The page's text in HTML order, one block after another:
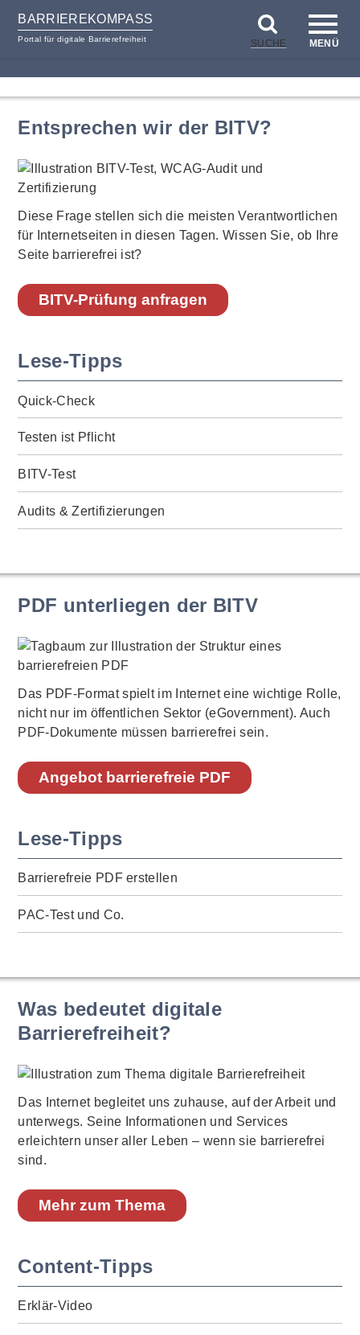
BARRIEREKOMPASS
Portal für digitale Barrierefreiheit SUCHE MENÜ
Entsprechen wir der BITV?
Diese Frage stellen sich die meisten Verantwortlichen
für Internetseiten in diesen Tagen. Wissen Sie, ob Ihre
Seite barrierefrei ist?
BITV-Prüfung anfragen
Lese-Tipps
Quick-Check
Testen ist Pflicht
BITV-Test
Audits & Zertifizierungen
PDF unterliegen der BITV
Das PDF-Format spielt im Internet eine wichtige Rolle,
nicht nur im öffentlichen Sektor (eGovernment). Auch
PDF-Dokumente müssen barrierefrei sein.
Angebot barrierefreie PDF
Lese-Tipps
Barrierefreie PDF erstellen
PAC-Test und Co.
Was bedeutet digitale
Barrierefreiheit?
Das Internet begleitet uns zuhause, auf der Arbeit und
unterwegs. Seine Informationen und Services
erleichtern unser aller Leben – wenn sie barrierefrei
sind.
Mehr zum Thema
Content-Tipps
Erklär-Video